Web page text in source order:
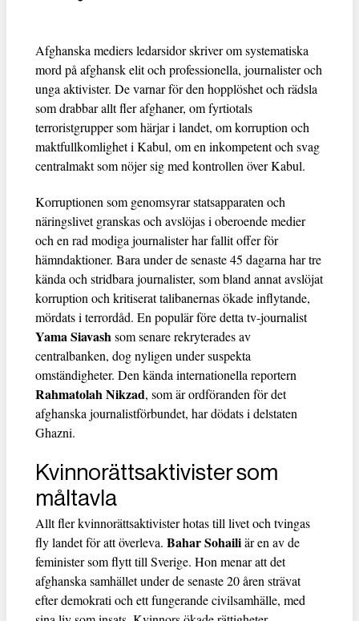
Afghanska mediers ledarsidor skriver om systematiska
mord på afghansk elit och professionella, journalister och
unga aktivister. De varnar för den hopplöshet och rädsla
som drabbar allt fler afghaner, om fyrtiotals
terroristgrupper som härjar i landet, om korruption och
maktfullkomlighet i Kabul, om en inkompetent och svag
centralmakt som nöjer sig med kontrollen över Kabul.
Korruptionen som genomsyrar statsapparaten och
näringslivet granskas och avslöjas i oberoende medier
och en rad modiga journalister har fallit offer för
hämndaktioner. Bara under de senaste 45 dagarna har tre
kända och stridbara journalister, som bland annat avslöjat
korruption och kritiserat talibanernas ökade inflytande,
mördats i terrordåd. En populär före detta tv-journalist
Yama Siavashsom senare rekryterades av
centralbanken, dog nyligen under suspekta
omständigheter. Den kända internationella reportern
Rahmatolah Nikzad, som är ordföranden för det
afghanska journalistförbundet, har dödats i delstaten
Ghazni.
Kvinnorättsaktivister som
måltavla
Allt fler kvinnorättsaktivister hotas till livet och tvingas
fly landet för att överleva. Bahar Sohailiär en av de
feminister som flytt till Sverige. Hon menar att det
afghanska samhället under de senaste 20 åren strävat
efter demokrati och ett fungerande civilsamhälle, med